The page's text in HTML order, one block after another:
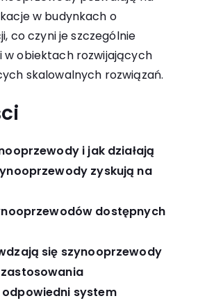
w budynkach o
co czyni je szczególnie
w obiektach rozwijających
skalowalnych rozwiązań.
i jak działają
zyskują na
dostępnych
się szynooprzewody
system